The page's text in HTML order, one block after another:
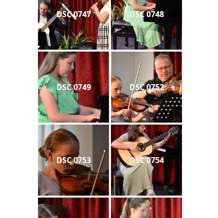
DSC 0747 DSC 0748
DSC 0749 DSC 0752
DSC 0753 DSC 0754